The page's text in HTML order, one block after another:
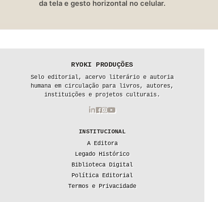
da tela e gesto horizontal no celular.
RYOKI PRODUÇÕES
Selo editorial, acervo literário e autoria
humana em circulação para livros, autores,
instituições e projetos culturais.
INSTITUCIONAL
A Editora
Legado Histórico
Biblioteca Digital
Política Editorial
Termos e Privacidade